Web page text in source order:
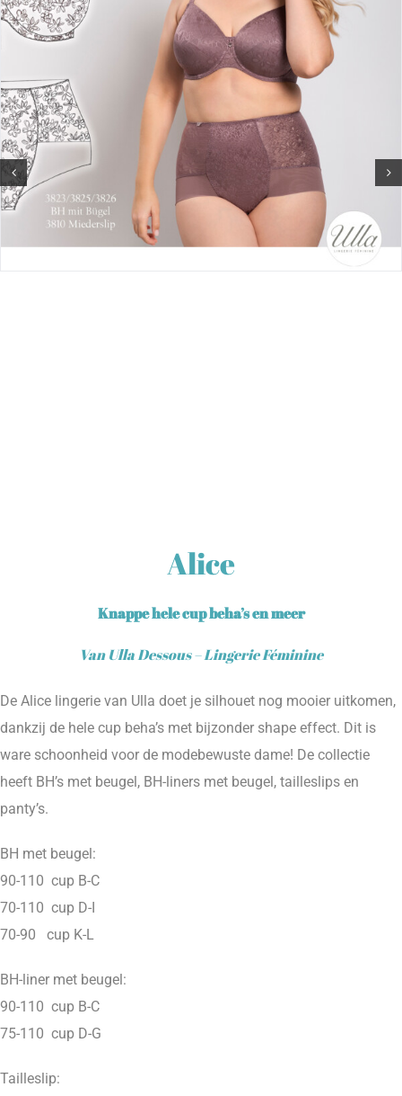
Alice
Knappe hele cup beha’s en meer
Van Ulla Dessous – Lingerie Féminine
De Alice lingerie van Ulla doet je silhouet nog mooier uitkomen,
dankzij de hele cup beha’s met bijzonder shape effect. Dit is
ware schoonheid voor de modebewuste dame! De collectie
heeft BH’s met beugel, BH-liners met beugel, tailleslips en
panty’s.
BH met beugel:
90-110 cup B-C
70-110 cup D-I
70-90 cup K-L
BH-liner met beugel:
90-110 cup B-C
75-110 cup D-G
Tailleslip: